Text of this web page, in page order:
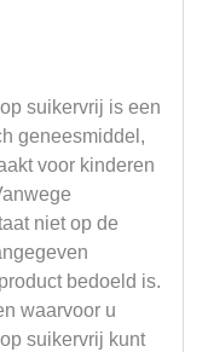
suikervrij is een
geneesmiddel,
voor kinderen
niet op de
bedoeld is.
waarvoor u
suikervrij kunt